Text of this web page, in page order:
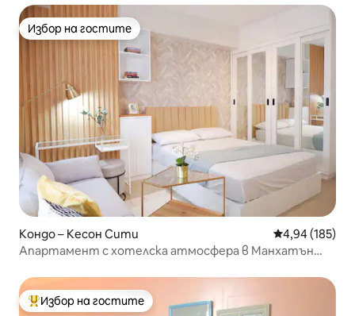
Избор на гостите
Избор на гостите
Кондо – Кесон Сити Средна
4,94 (185)
Апартамент с хотелска атмосфера в Манхатън
Най-популярен избор на гостите
Избор на гостите